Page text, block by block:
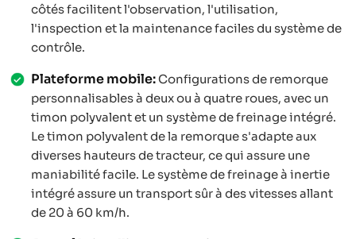
côtés facilitent l'observation, l'utilisation,
l'inspection et la maintenance faciles du système de
contrôle.
Plateforme mobile:Configurations de remorque
personnalisables à deux ou à quatre roues, avec un
timon polyvalent et un système de freinage intégré.
Le timon polyvalent de la remorque s'adapte aux
diverses hauteurs de tracteur, ce qui assure une
maniabilité facile. Le système de freinage à inertie
intégré assure un transport sûr à des vitesses allant
de 20 à 60 km/h.